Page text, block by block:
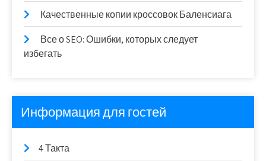
Качественные копии кроссовок Баленсиага
Все о SEO: Ошибки, которых следует
избегать
Информация для гостей
4 Такта